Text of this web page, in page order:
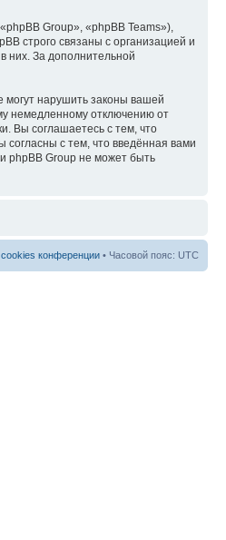
Group», «phpBB Teams»),
строго связаны с организацией и
них. За дополнительной
могут нарушить законы вашей
немедленному отключению от
Вы соглашаетесь с тем, что
с тем, что введённая вами
phpBB Group не может быть
cookies конференции • Часовой пояс: UTC